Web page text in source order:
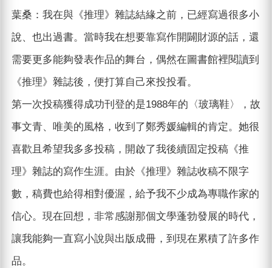
葉桑：我在與《推理》雜誌結緣之前，已經寫過很多小
說、也出過書。當時我在想要靠寫作開闢財源的話，還
需要更多能夠發表作品的舞台，偶然在圖書館裡閱讀到
《推理》雜誌後，便打算自己來投投看。
第一次投稿獲得成功刊登的是1988年的〈玻璃鞋〉，故
事文青、唯美的風格，收到了鄭秀媛編輯的肯定。她很
喜歡且希望我多多投稿，開啟了我後續固定投稿《推
理》雜誌的寫作生涯。由於《推理》雜誌收稿不限字
數，稿費也給得相對優渥，給予我不少成為專職作家的
信心。現在回想，非常感謝那個文學蓬勃發展的時代，
讓我能夠一直寫小說與出版成冊，到現在累積了許多作
品。